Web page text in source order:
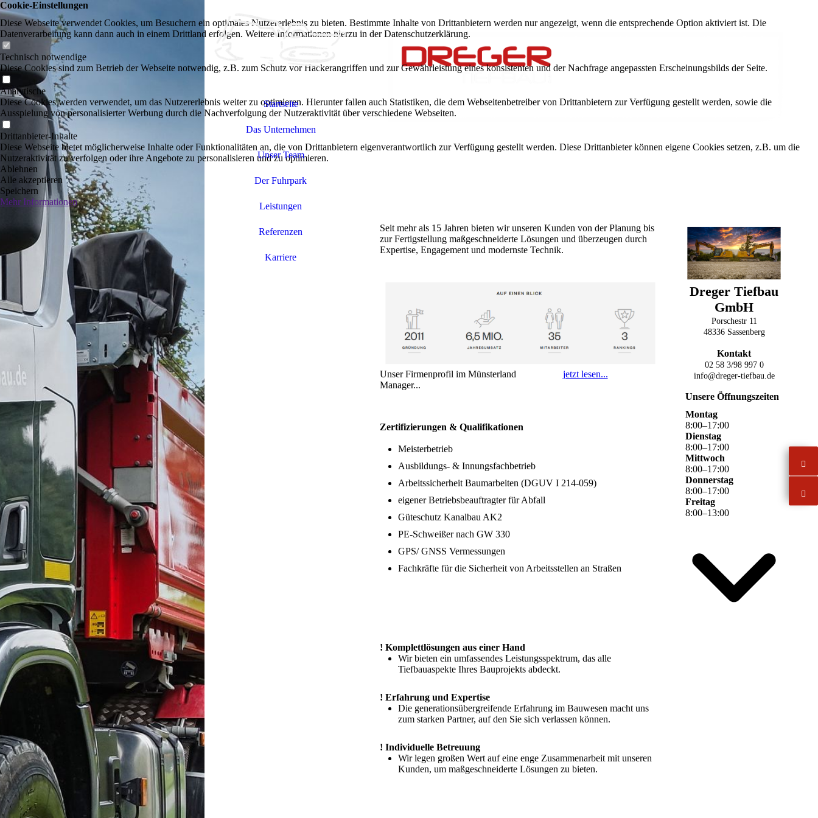
Startseite
Das Unternehmen
Unser Team
Der Fuhrpark
Leistungen
Referenzen
Karriere
Seit mehr als 15 Jahren bieten wir unseren Kunden von der Planung bis
zur Fertigstellung maßgeschneiderte Lösungen und überzeugen durch
Expertise, Engagement und modernste Technik.
jetzt lesen...
Unser Firmenprofil im Münsterland
Manager...
Zertifizierungen & Qualifikationen
Meisterbetrieb
Ausbildungs- & Innungsfachbetrieb
Arbeitssicherheit Baumarbeiten (DGUV I 214-059)
eigener Betriebsbeauftragter für Abfall
Güteschutz Kanalbau AK2
PE-Schweißer nach GW 330
GPS/ GNSS Vermessungen
Fachkräfte für die Sicherheit von Arbeitsstellen an Straßen
! Komplettlösungen aus einer Hand
Wir bieten ein umfassendes Leistungsspektrum, das alle
Tiefbauaspekte Ihres Bauprojekts abdeckt.
! Erfahrung und Expertise
Die generationsübergreifende Erfahrung im Bauwesen macht uns
zum starken Partner, auf den Sie sich verlassen können.
! Individuelle Betreuung
Wir legen großen Wert auf eine enge Zusammenarbeit mit unseren
Kunden, um maßgeschneiderte Lösungen zu bieten.
Dreger Tiefbau
GmbH
Porschestr 11
48336 Sassenberg
Kontakt
02 58 3/98 997 0
info@dreger-tiefbau.de
Unsere Öffnungszeiten
Montag
8:00–17:00
Dienstag
8:00–17:00
Mittwoch
8:00–17:00
Donnerstag
8:00–17:00
Freitag
8:00–13:00
Cookie-Einstellungen
Diese Webseite verwendet Cookies, um Besuchern ein optimales Nutzererlebnis zu bieten. Bestimmte Inhalte von Drittanbietern werden nur angezeigt, wenn die entsprechende Option aktiviert ist. Die
Datenverarbeitung kann dann auch in einem Drittland erfolgen. Weitere Informationen hierzu in der Datenschutzerklärung.
Technisch notwendige
Diese Cookies sind zum Betrieb der Webseite notwendig, z.B. zum Schutz vor Hackerangriffen und zur Gewährleistung eines konsistenten und der Nachfrage angepassten Erscheinungsbilds der Seite.
Analytische
Diese Cookies werden verwendet, um das Nutzererlebnis weiter zu optimieren. Hierunter fallen auch Statistiken, die dem Webseitenbetreiber von Drittanbietern zur Verfügung gestellt werden, sowie die
Ausspielung von personalisierter Werbung durch die Nachverfolgung der Nutzeraktivität über verschiedene Webseiten.
Drittanbieter-Inhalte
Diese Webseite bietet möglicherweise Inhalte oder Funktionalitäten an, die von Drittanbietern eigenverantwortlich zur Verfügung gestellt werden. Diese Drittanbieter können eigene Cookies setzen, z.B. um die
Nutzeraktivität zu verfolgen oder ihre Angebote zu personalisieren und zu optimieren.
Ablehnen
Alle akzeptieren
Speichern
Mehr Informationen